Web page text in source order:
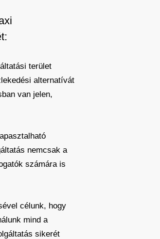
terület
alternatívát
van jelen,
nemcsak a
számára is
célunk, hogy
mind a
sikerét